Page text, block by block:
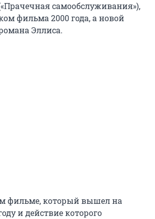
самообслуживания»),
фильма 2000 года, а новой
Эллиса.
фильме, который вышел на
и действие которого